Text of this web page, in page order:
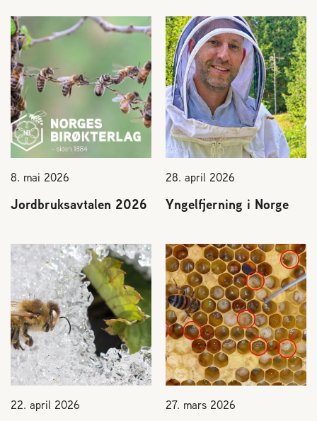
8. mai 2026
Jordbruksavtalen 2026
28. april 2026
Yngelfjerning i Norge
22. april 2026 27. mars 2026